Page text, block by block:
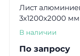
Лист
3х1200х2000
В наличии
По запросу